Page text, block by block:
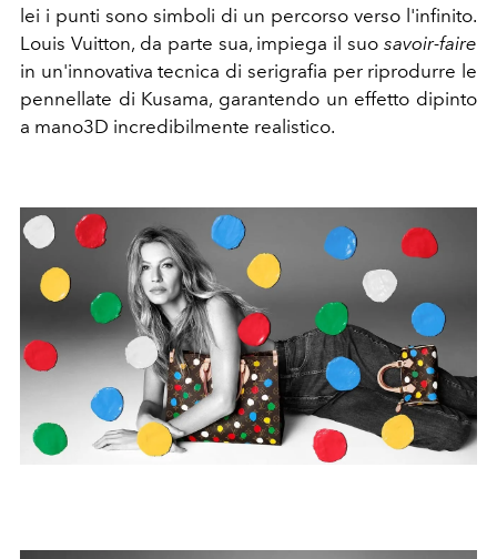
lei i punti sono simboli di un percorso verso l'infinito.
Louis Vuitton, da parte sua, impiega il suo savoir-faire
in un'innovativa tecnica di serigrafia per riprodurre le
pennellate di Kusama, garantendo un effetto dipinto
a mano3D incredibilmente realistico.